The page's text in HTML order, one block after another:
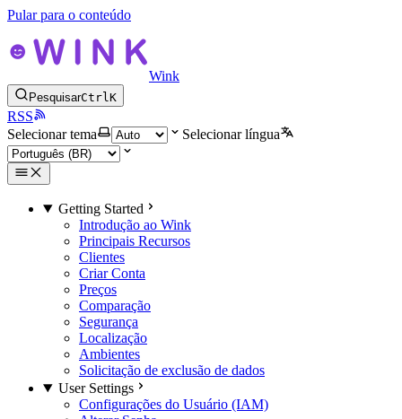
Pular para o conteúdo
Wink
PesquisarCtrlK
RSS
Selecionar tema
Selecionar língua
Getting Started
Introdução ao Wink
Principais Recursos
Clientes
Criar Conta
Preços
Comparação
Segurança
Localização
Ambientes
Solicitação de exclusão de dados
User Settings
Configurações do Usuário (IAM)